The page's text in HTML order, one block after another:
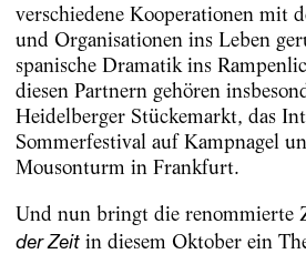
verschiedene Kooperationen mit
und Organisationen ins Leben
spanische Dramatik ins
diesen Partnern gehören
Heidelberger Stückemarkt, das
Sommerfestival auf Kampnagel
Mousonturm in Frankfurt.
Und nun bringt die renommierte
der Zeitin diesem Oktober ein